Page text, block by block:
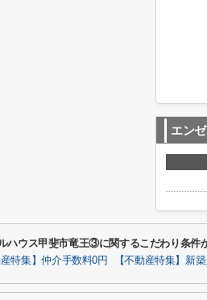
エン
ハウス甲斐市竜王③に関するこだわり条件
産特集】仲介手数料0円 【不動産特集】新